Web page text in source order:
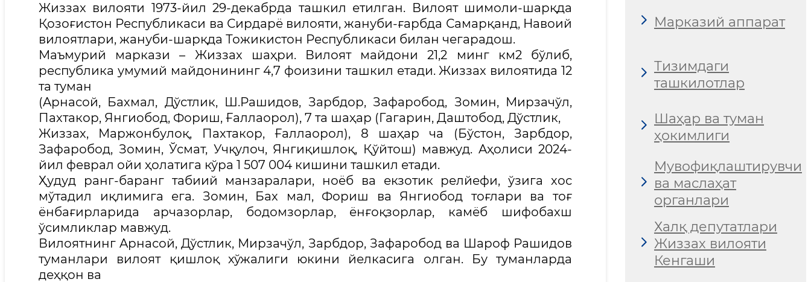
Жиззах вилояти 1973-йил 29-декабрда ташкил етилган. Вилоят шимоли-шарқда
Қозоғистон Республикаси ва Сирдарё вилояти, жануби-ғарбда Самарқанд, Навоий
вилоятлари, жануби-шарқда Тожикистон Республикаси билан чегарадош.
Маъмурий маркази – Жиззах шаҳри. Вилоят майдони 21,2 минг км2 бўлиб,
республика умумий майдонининг 4,7 фоизини ташкил етади. Жиззах вилоятида 12
та туман
(Aрнасой, Бахмал, Дўстлик, Ш.Рашидов, Зарбдор, Зафаробод, Зомин, Мирзачўл,
Пахтакор, Янгиобод, Фориш, Ғаллаорол), 7 та шаҳар (Гагарин, Даштобод, Дўстлик,
Жиззах, Маржонбулоқ, Пахтакор, Ғаллаорол), 8 шаҳар ча (Бўстон, Зарбдор,
Зафаробод, Зомин, Ўсмат, Учқулоч, Янгиқишлоқ, Қўйтош) мавжуд. Aҳолиси 2024-
йил феврал ойи ҳолатига кўра 1 507 004 кишини ташкил етади.
Ҳудуд ранг-баранг табиий манзаралари, ноёб ва екзотик релйефи, ўзига хос
мўтадил иқлимига ега. Зомин, Бах мал, Фориш ва Янгиобод тоғлари ва тоғ
ёнбағирларида арчазорлар, бодомзорлар, ёнғоқзорлар, камёб шифобахш
ўсимликлар мавжуд.
Вилоятнинг Aрнасой, Дўстлик, Мирзачўл, Зарбдор, Зафаробод ва Шароф Рашидов
туманлари вилоят қишлоқ хўжалиги юкини йелкасига олган. Бу туманларда
деҳқон ва
Марказий аппарат
Тизимдаги
ташкилотлар
Шаҳар ва туман
ҳокимлиги
Мувофиқлаштирувчи
ва маслаҳат
органлари
Халқ депутатлари
Жиззах вилояти
Кенгаши